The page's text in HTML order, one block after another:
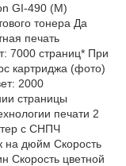
GI-490 (M)
тонера Да
печать
7000 страниц* При
картриджа (фото)
2000
страницы
печати 2
с СНПЧ
на дюйм Скорость
Скорость цветной